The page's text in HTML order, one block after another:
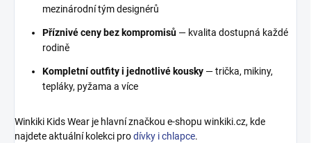
mezinárodní tým designérů
Příznivé ceny bez kompromisů — kvalita dostupná každé
rodině
Kompletní outfity i jednotlivé kousky — trička, mikiny,
tepláky, pyžama a více
Winkiki Kids Wear je hlavní značkou e-shopu winkiki.cz, kde
najdete aktuální kolekci prodívky i chlapce.